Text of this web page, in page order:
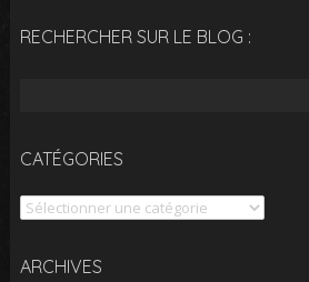
RECHERCHER SUR LE BLOG :
CATÉGORIES
Catégories
ARCHIVES
Archives